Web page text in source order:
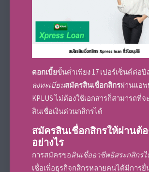
ดอกเบี้ยขั้นต่ำเพียง 17 เปอร์เซ็นต์ต่อ
ลงทะเบียนสมัครสินเชื่อกสิกรผ่านแอ
KPLUS ไม่ต้องใช้เอกสารก็สามารถที่จะ
สินเชื่อเงินด่วนกสิกรได้
สมัครสินเชื่อกสิกรให้ผ่านต้
อย่างไร
การสมัครขอสินเชื่ออาชีพอิสระกสิกร
เชื่อเพื่อธุรกิจกสิกรหลายคนได้มีการยื่